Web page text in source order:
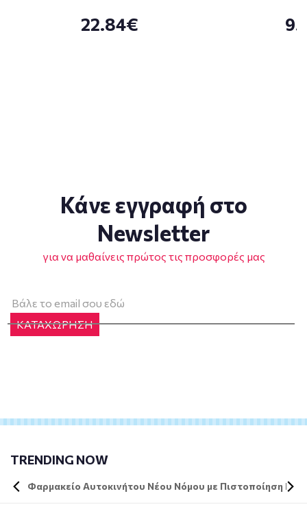
22.84€
Κάνε εγγραφή στο
Newsletter
για να μαθαίνεις πρώτος τις προσφορές μας
ΚΑΤΑΧΩΡΗΣΗ
TRENDING NOW
Φαρμακείο Αυτοκινήτου Νέου Νόμου με Πιστοποίηση DIN